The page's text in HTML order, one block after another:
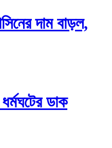
দাম বাড়ল,
ডাক